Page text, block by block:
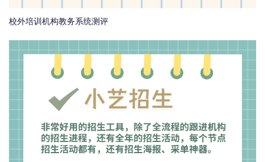
校外培训机构教务系统测评